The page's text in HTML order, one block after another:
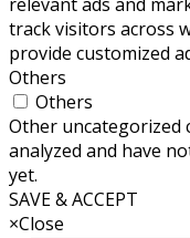
relevant ads and
track visitors across
provide customized
Others
Others
Other uncategorized
analyzed and have
yet.
SAVE & ACCEPT
×Close